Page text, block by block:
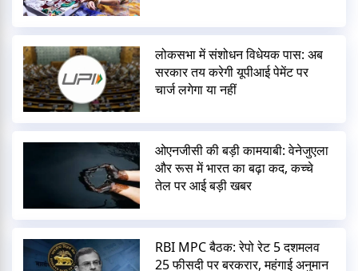
लोकसभा में संशोधन विधेयक पास: अब
सरकार तय करेगी यूपीआई पेमेंट पर
चार्ज लगेगा या नहीं
ओएनजीसी की बड़ी कामयाबी: वेनेजुएला
और रूस में भारत का बढ़ा कद, कच्चे
तेल पर आई बड़ी खबर
RBI MPC बैठक: रेपो रेट 5 दशमलव
25 फीसदी पर बरकरार, महंगाई अनुमान